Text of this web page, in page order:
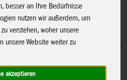
besser an Ihre Bedürfnisse
nutzen wir außerdem, um
verstehen, woher unsere
unsere Website weiter zu
akzeptieren
für Freizeitgestaltung mit
oder doch lieber klassisch – wir
und großen Kindern wahr.